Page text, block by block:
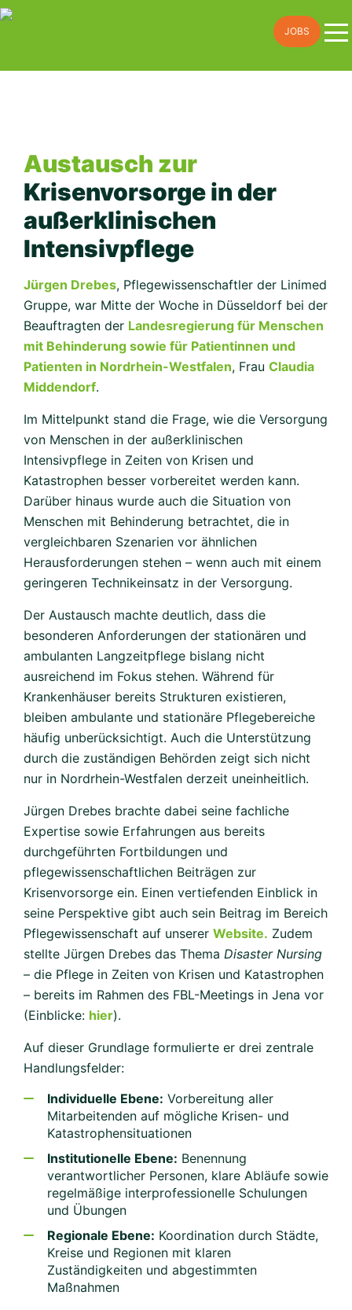
Skip
JOBS
Austausch zur
Krisenvorsorge in der
außerklinischen
Intensivpflege
Jürgen Drebes, Pflegewissenschaftler der Linimed
Gruppe, war Mitte der Woche in Düsseldorf bei der
Beauftragten der Landesregierung für Menschen
mit Behinderung sowie für Patientinnen und
Patienten in Nordrhein-Westfalen, Frau Claudia
Middendorf.
Im Mittelpunkt stand die Frage, wie die Versorgung
von Menschen in der außerklinischen
Intensivpflege in Zeiten von Krisen und
Katastrophen besser vorbereitet werden kann.
Darüber hinaus wurde auch die Situation von
Menschen mit Behinderung betrachtet, die in
vergleichbaren Szenarien vor ähnlichen
Herausforderungen stehen – wenn auch mit einem
geringeren Technikeinsatz in der Versorgung.
Der Austausch machte deutlich, dass die
besonderen Anforderungen der stationären und
ambulanten Langzeitpflege bislang nicht
ausreichend im Fokus stehen. Während für
Krankenhäuser bereits Strukturen existieren,
bleiben ambulante und stationäre Pflegebereiche
häufig unberücksichtigt. Auch die Unterstützung
durch die zuständigen Behörden zeigt sich nicht
nur in Nordrhein-Westfalen derzeit uneinheitlich.
Jürgen Drebes brachte dabei seine fachliche
Expertise sowie Erfahrungen aus bereits
durchgeführten Fortbildungen und
pflegewissenschaftlichen Beiträgen zur
Krisenvorsorge ein. Einen vertiefenden Einblick in
seine Perspektive gibt auch sein Beitrag im Bereich
Pflegewissenschaft auf unserer Website. Zudem
stellte Jürgen Drebes das Thema Disaster Nursing
– die Pflege in Zeiten von Krisen und Katastrophen
– bereits im Rahmen des FBL-Meetings in Jena vor
(Einblicke: hier).
Auf dieser Grundlage formulierte er drei zentrale
Handlungsfelder:
Individuelle Ebene: Vorbereitung aller
Mitarbeitenden auf mögliche Krisen- und
Katastrophensituationen
Institutionelle Ebene: Benennung
verantwortlicher Personen, klare Abläufe sowie
regelmäßige interprofessionelle Schulungen
und Übungen
Regionale Ebene: Koordination durch Städte,
Kreise und Regionen mit klaren
Zuständigkeiten und abgestimmten
Maßnahmen